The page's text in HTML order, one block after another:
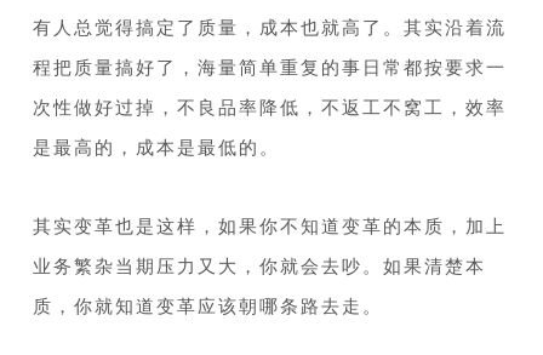
有人总觉得搞定了质量，成本也就高了。其实沿着流
程把质量搞好了，海量简单重复的事日常都按要求一
次性做好过掉，不良品率降低，不返工不窝工，效率
是最高的，成本是最低的。
其实变革也是这样，如果你不知道变革的本质，加上
业务繁杂当期压力又大，你就会去吵。如果清楚本
质，你就知道变革应该朝哪条路去走。